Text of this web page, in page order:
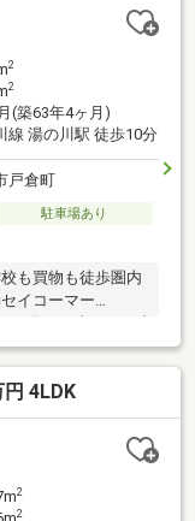
ので、建物前面駐
能です！■別荘地 ■
2
2
(築63年4ヶ月)
線 湯の川駅 徒歩10分
戸倉町
駐車場あり
も買物も徒歩圏内
イコーマー
4分■セブンイレブ
意しておりま
ス(1h~)/サクッ
ベント情報」を
4LDK
2
2